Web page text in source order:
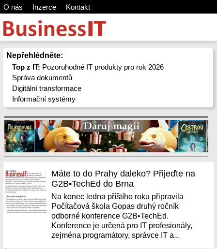
O nás Inzerce Kontakt
Nepřehlédněte:
Top z IT: Pozoruhodné IT produkty pro rok 2026
Správa dokumentů
Digitální transformace
Informační systémy
Máte to do Prahy daleko? Přijeďte na
G2B•TechEd do Brna
Na konec ledna příštího roku připravila
Počítačová škola Gopas druhý ročník
odborné konference G2B•TechEd.
Konference je určená pro IT profesionály,
zejména programátory, správce IT a...